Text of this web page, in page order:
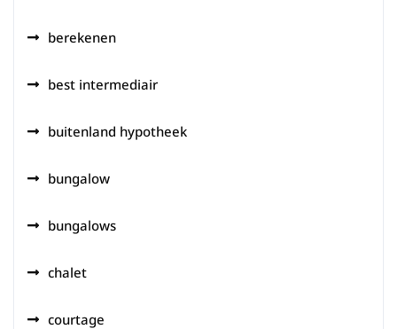
berekenen
best intermediair
buitenland hypotheek
bungalow
bungalows
chalet
courtage